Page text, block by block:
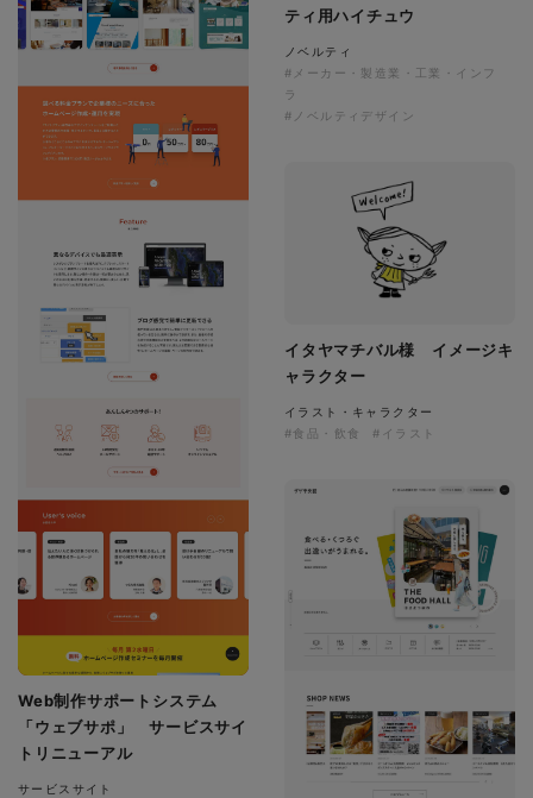
Web制作サポートシステム
「ウェブサポ」 サービスサイ
トリニューアル
サービスサイト
ティ用ハイチュウ
ノベルティ
#メーカー・製造業・工業・インフ
ラ
#ノベルティデザイン
イタヤマチバル様 イメージキ
ャラクター
イラスト・キャラクター
#食品・飲食
#イラスト